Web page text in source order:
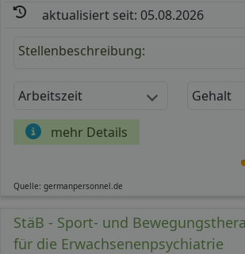
aktualisiert seit: 05.08.2026
Stellenbeschreibung:
Arbeitszeit Gehalt
mehr Details
Quelle: germanpersonnel.de
StäB - Sport- und
für die Erwachsenenpsychiatrie